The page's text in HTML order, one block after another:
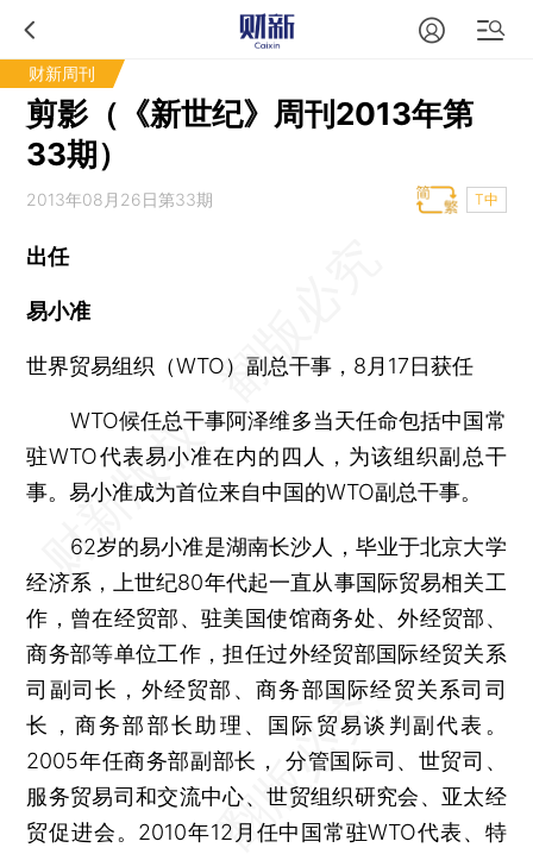
财新周刊
剪影（《新世纪》周刊2013年第
33期）
2013年08月26日第33期 T中
出任
易小准
世界贸易组织（WTO）副总干事，8月17日获任
WTO候任总干事阿泽维多当天任命包括中国常
驻WTO代表易小准在内的四人，为该组织副总干
事。易小准成为首位来自中国的WTO副总干事。
62岁的易小准是湖南长沙人，毕业于北京大学
经济系，上世纪80年代起一直从事国际贸易相关工
作，曾在经贸部、驻美国使馆商务处、外经贸部、
商务部等单位工作，担任过外经贸部国际经贸关系
司副司长，外经贸部、商务部国际经贸关系司司
长，商务部部长助理、国际贸易谈判副代表。
2005年任商务部副部长， 分管国际司、世贸司、
服务贸易司和交流中心、世贸组织研究会、亚太经
贸促进会。2010年12月任中国常驻WTO代表、特